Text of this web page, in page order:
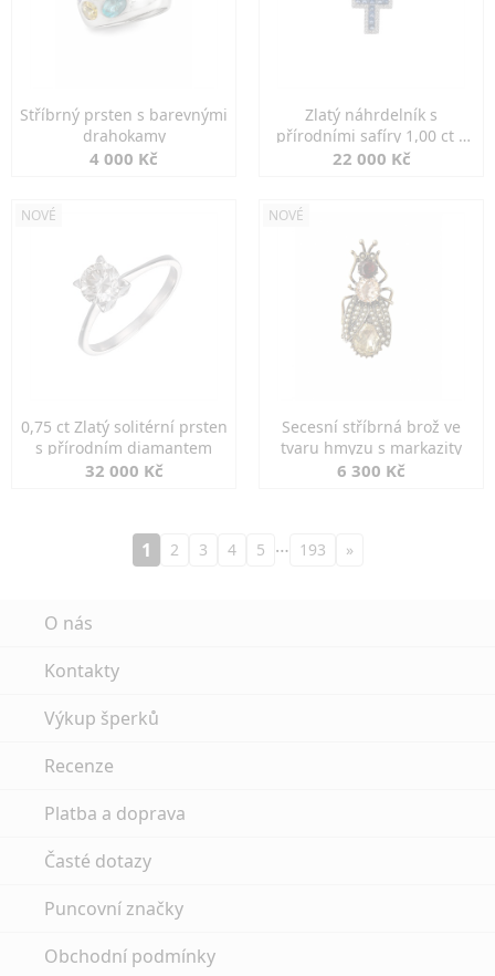
Stříbrný prsten s barevnými
drahokamy
4 000 Kč
Zlatý náhrdelník s
přírodními safíry 1,00 ct a
diamanty
22 000 Kč
NOVÉ
0,75 ct Zlatý solitérní prsten
s přírodním diamantem
32 000 Kč
NOVÉ
Secesní stříbrná brož ve
tvaru hmyzu s markazity
6 300 Kč
1 2 3 4 5 … 193 »
O nás
Kontakty
Výkup šperků
Recenze
Platba a doprava
Časté dotazy
Puncovní značky
Obchodní podmínky